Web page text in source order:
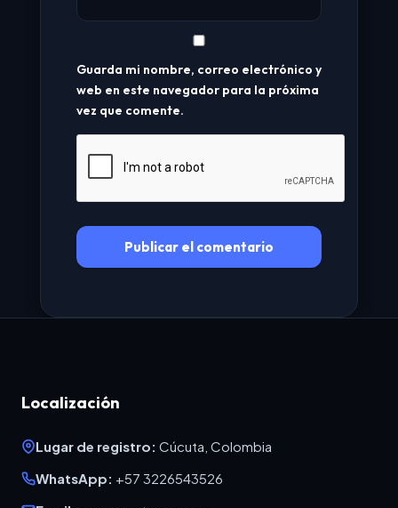
Guarda mi nombre, correo electrónico y
web en este navegador para la próxima
vez que comente.
Localización
Lugar de registro: Cúcuta, Colombia
WhatsApp: +57 3226543526